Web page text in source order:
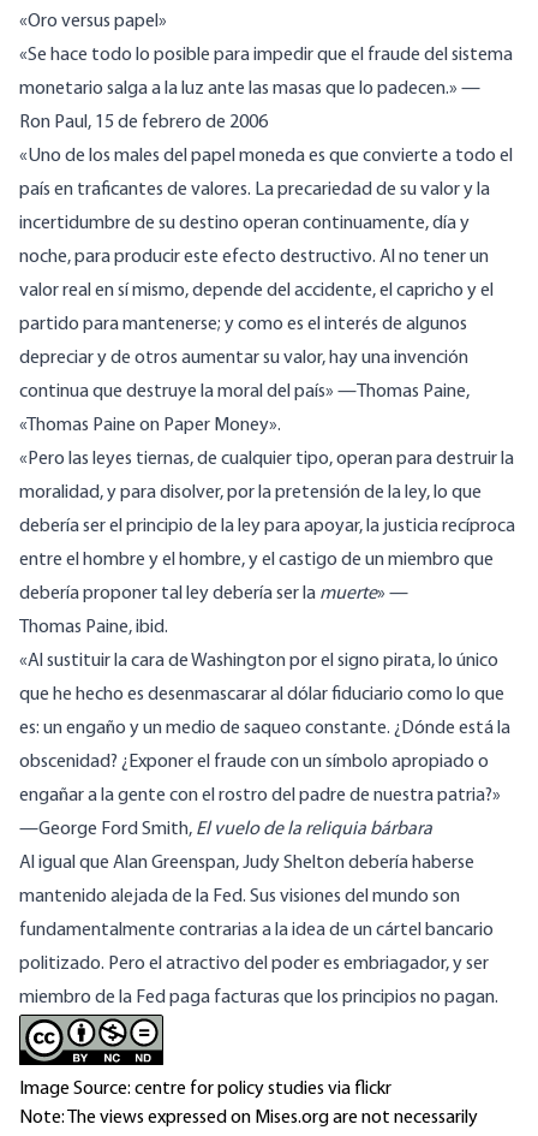
«Oro versus papel»
«Se hace todo lo posible para impedir que el fraude del sistema
monetario salga a la luz ante las masas que lo padecen.» —
Ron Paul , 15 de febrero de 2006
«Uno de los males del papel moneda es que convierte a todo el
país en traficantes de valores. La precariedad de su valor y la
incertidumbre de su destino operan continuamente, día y
noche, para producir este efecto destructivo. Al no tener un
valor real en sí mismo, depende del accidente, el capricho y el
partido para mantenerse; y como es el interés de algunos
depreciar y de otros aumentar su valor, hay una invención
continua que destruye la moral del país» — Thomas Paine,
«Thomas Paine on Paper Money».
«Pero las leyes tiernas, de cualquier tipo, operan para destruir la
moralidad, y para disolver, por la pretensión de la ley, lo que
debería ser el principio de la ley para apoyar, la justicia recíproca
entre el hombre y el hombre, y el castigo de un miembro que
debería proponer tal ley debería ser la muerte» —
Thomas Paine, ibid.
«Al sustituir la cara de Washington por el signo pirata, lo único
que he hecho es desenmascarar al dólar fiduciario como lo que
es: un engaño y un medio de saqueo constante. ¿Dónde está la
obscenidad? ¿Exponer el fraude con un símbolo apropiado o
engañar a la gente con el rostro del padre de nuestra patria?»
—George Ford Smith, El vuelo de la reliquia bárbara
Al igual que Alan Greenspan, Judy Shelton debería haberse
mantenido alejada de la Fed. Sus visiones del mundo son
fundamentalmente contrarias a la idea de un cártel bancario
politizado. Pero el atractivo del poder es embriagador, y ser
miembro de la Fed paga facturas que los principios no pagan.
Image Source: centre for policy studies via flickr
Note: The views expressed on Mises.org are not necessarily